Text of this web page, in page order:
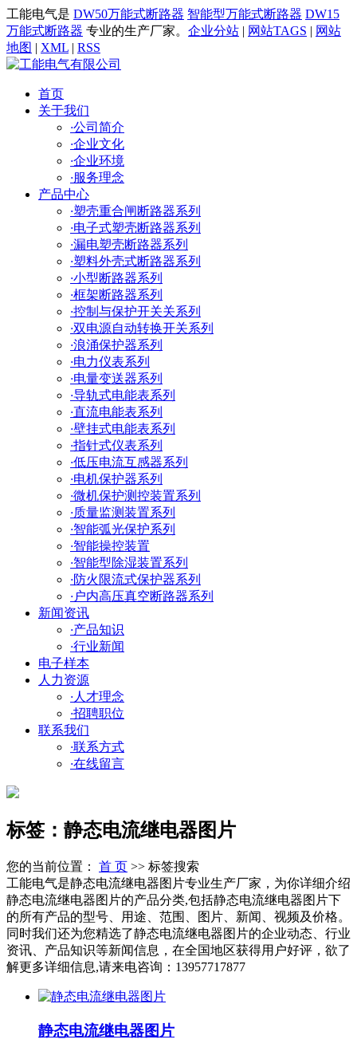
工能电气是 DW50万能式断路器 智能型万能式断路器 DW15
万能式断路器 专业的生产厂家。 企业分站 | 网站TAGS | 网站
地图 | XML | RSS
首页
关于我们
·公司简介
·企业文化
·企业环境
·服务理念
产品中心
·塑壳重合闸断路器系列
·电子式塑壳断路器系列
·漏电塑壳断路器系列
·塑料外壳式断路器系列
·小型断路器系列
·框架断路器系列
·控制与保护开关关系列
·双电源自动转换开关系列
·浪涌保护器系列
·电力仪表系列
·电量变送器系列
·导轨式电能表系列
·直流电能表系列
·壁挂式电能表系列
·指针式仪表系列
·低压电流互感器系列
·电机保护器系列
·微机保护测控装置系列
·质量监测装置系列
·智能弧光保护系列
·智能操控装置
·智能型除湿装置系列
·防火限流式保护器系列
· 户内高压真空断路器系列
新闻资讯
·产品知识
·行业新闻
电子样本
人力资源
· 人才理念
·招聘职位
联系我们
·联系方式
·在线留言
标签：静态电流继电器图片
您的当前位置： 首 页 >> 标签搜索
工能电气是静态电流继电器图片专业生产厂家，为你详细介绍
静态电流继电器图片的产品分类,包括静态电流继电器图片下
的所有产品的型号、用途、范围、图片、新闻、视频及价格。
同时我们还为您精选了静态电流继电器图片的企业动态、行业
资讯、产品知识等新闻信息，在全国地区获得用户好评，欲了
解更多详细信息,请来电咨询：13957717877
静态电流继电器图片